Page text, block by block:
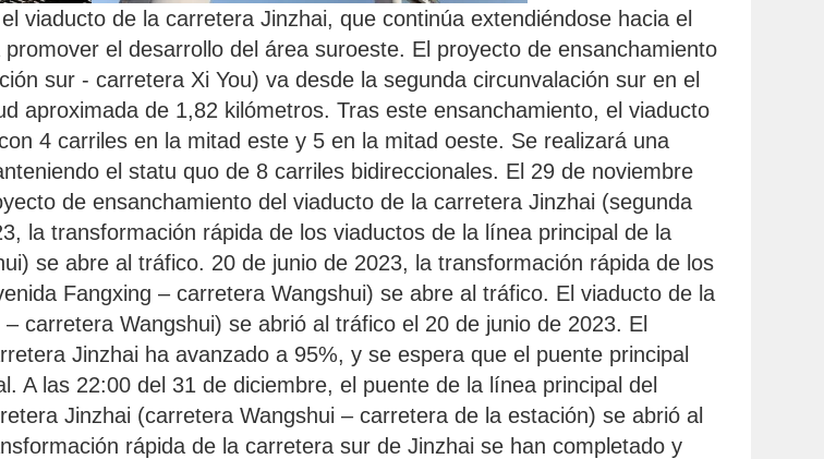
viaducto de la carretera Jinzhai, que continúa extendiéndose hacia el
el desarrollo del área suroeste. El proyecto de ensanchamiento
sur - carretera Xi You) va desde la segunda circunvalación sur en el
aproximada de 1,82 kilómetros. Tras este ensanchamiento, el viaducto
4 carriles en la mitad este y 5 en la mitad oeste. Se realizará una
el statu quo de 8 carriles bidireccionales. El 29 de noviembre
de ensanchamiento del viaducto de la carretera Jinzhai (segunda
la transformación rápida de los viaductos de la línea principal de la
se abre al tráfico. 20 de junio de 2023, la transformación rápida de los
Fangxing – carretera Wangshui) se abre al tráfico. El viaducto de la
carretera Wangshui) se abrió al tráfico el 20 de junio de 2023. El
Jinzhai ha avanzado a 95%, y se espera que el puente principal
A las 22:00 del 31 de diciembre, el puente de la línea principal del
Jinzhai (carretera Wangshui – carretera de la estación) se abrió al
rápida de la carretera sur de Jinzhai se han completado y